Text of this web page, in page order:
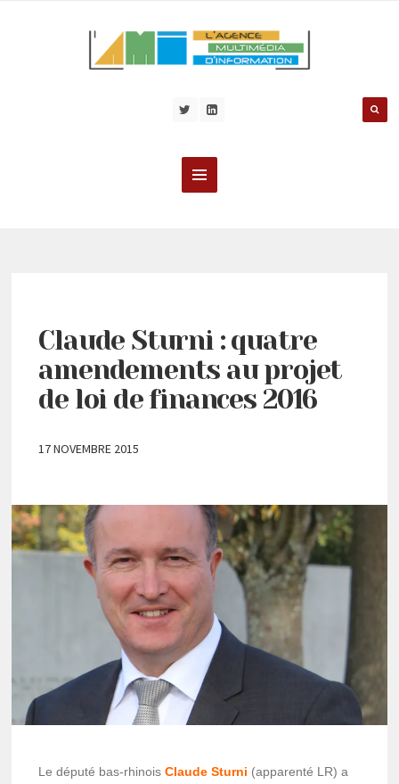
Claude Sturni : quatre
amendements au projet
de loi de finances 2016
17 NOVEMBRE 2015
Le député bas-rhinoisClaude Sturni (apparenté LR) a